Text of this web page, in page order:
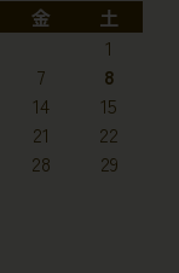
金
土
1
7
8
14
15
21
22
28
29